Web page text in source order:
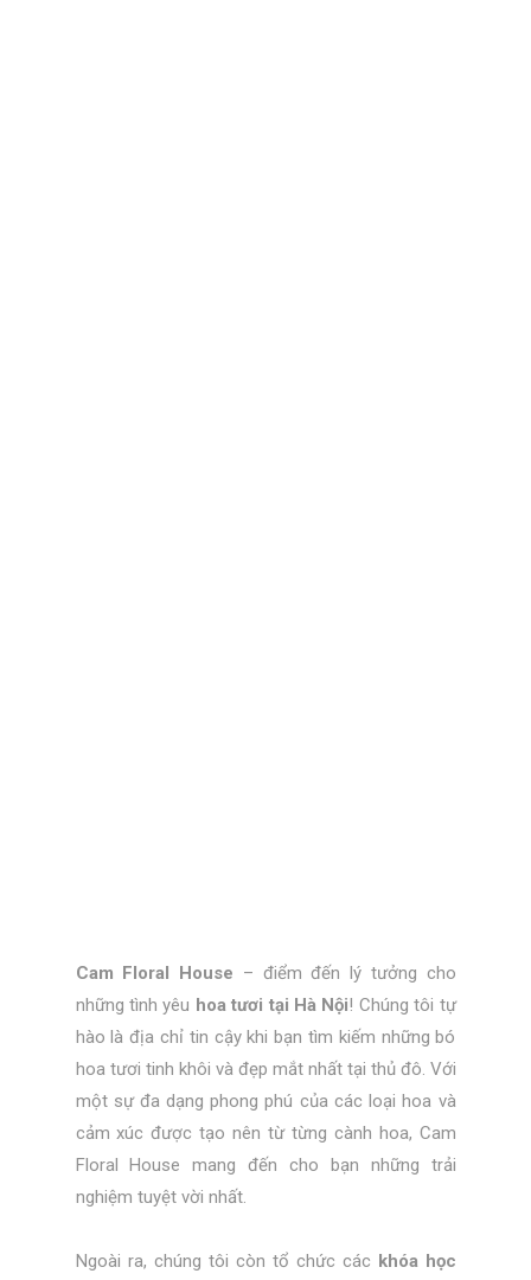
Cam Floral House – điểm đến lý tưởng cho
những tình yêu hoa tươi tại Hà Nội! Chúng tôi tự
hào là địa chỉ tin cậy khi bạn tìm kiếm những bó
hoa tươi tinh khôi và đẹp mắt nhất tại thủ đô. Với
một sự đa dạng phong phú của các loại hoa và
cảm xúc được tạo nên từ từng cành hoa, Cam
Floral House mang đến cho bạn những trải
nghiệm tuyệt vời nhất.
Ngoài ra, chúng tôi còn tổ chức các khóa học